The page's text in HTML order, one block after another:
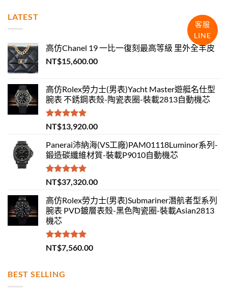
LATEST
高仿Chanel 19 一比一復刻最高等級 里外全羊皮
NT$15,600.00
高仿Rolex勞力士(男表)Yacht Master遊艇名仕型
腕表 不銹鋼表殼-陶瓷表圈-裝載2813自動機芯
評分5.00
滿分 5
NT$13,920.00
Panerai沛納海(VS工廠)PAM01118Luminor系列-
鍛造碳纖維材質-裝載P9010自動機芯
評分5.00
滿分 5
NT$37,320.00
高仿Rolex勞力士(男表)Submariner潛航者型系列
腕表 PVD鍍層表殼-黑色陶瓷圈-裝載Asian2813
機芯
評分 5.00
滿分 5
NT$7,560.00
BEST SELLING
客服
LINE